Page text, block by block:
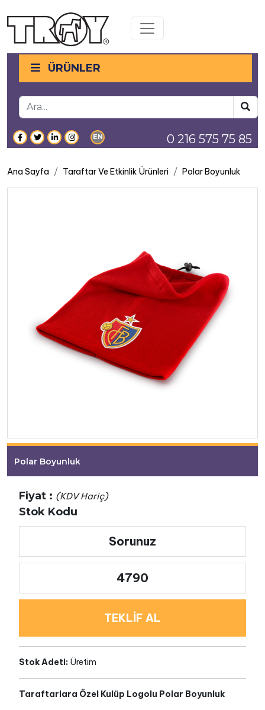
Toggle navigation
ÜRÜNLER
EN 0 216 575 75 85
Ana Sayfa Taraftar Ve Etkinlik Ürünleri Polar Boyunluk
Polar Boyunluk
Fiyat : (KDV Hariç)
Stok Kodu
Sorunuz
4790
TEKLİF AL
Stok Adeti: Üretim
Taraftarlara Özel Kulüp Logolu Polar Boyunluk